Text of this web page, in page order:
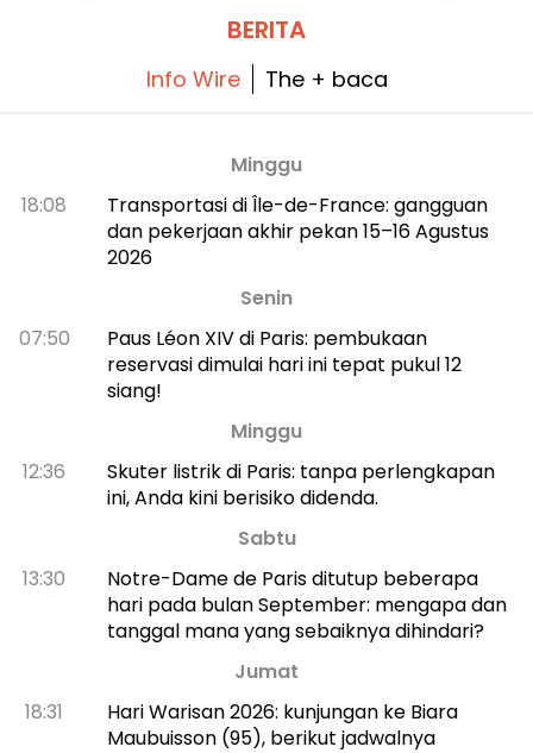
BERITA
Info Wire The + baca
Minggu
18:08
Transportasi di Île-de-France: gangguan
dan pekerjaan akhir pekan 15–16 Agustus
2026
Senin
07:50
Paus Léon XIV di Paris: pembukaan
reservasi dimulai hari ini tepat pukul 12
siang!
Minggu
12:36
Skuter listrik di Paris: tanpa perlengkapan
ini, Anda kini berisiko didenda.
Sabtu
13:30
Notre-Dame de Paris ditutup beberapa
hari pada bulan September: mengapa dan
tanggal mana yang sebaiknya dihindari?
Jumat
18:31
Hari Warisan 2026: kunjungan ke Biara
Maubuisson (95), berikut jadwalnya